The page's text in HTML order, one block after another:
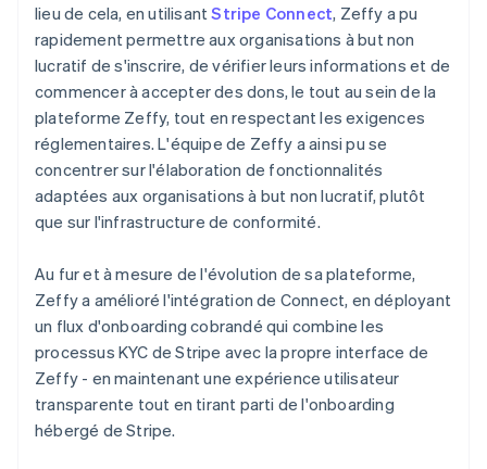
lieu de cela, en utilisantStripe Connect, Zeffy a pu
rapidement permettre aux organisations à but non
lucratif de s'inscrire, de vérifier leurs informations et de
commencer à accepter des dons, le tout au sein de la
plateforme Zeffy, tout en respectant les exigences
réglementaires. L'équipe de Zeffy a ainsi pu se
concentrer sur l'élaboration de fonctionnalités
adaptées aux organisations à but non lucratif, plutôt
que sur l'infrastructure de conformité.
Au fur et à mesure de l'évolution de sa plateforme,
Zeffy a amélioré l'intégration de Connect, en déployant
un flux d'onboarding cobrandé qui combine les
processus KYC de Stripe avec la propre interface de
Zeffy - en maintenant une expérience utilisateur
transparente tout en tirant parti de l'onboarding
hébergé de Stripe.